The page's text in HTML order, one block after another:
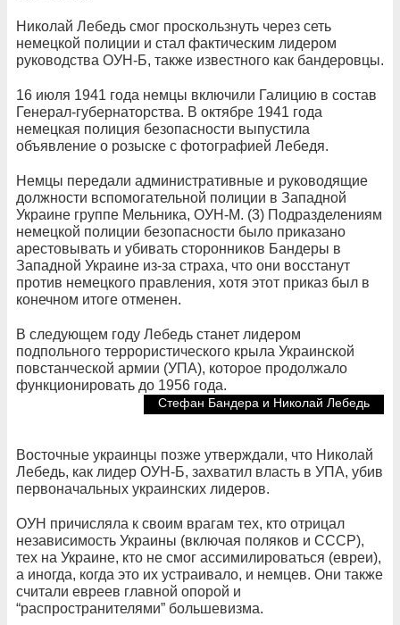
Николай Лебедь смог проскользнуть через сеть
немецкой полиции и стал фактическим лидером
руководства ОУН-Б, также известного как бандеровцы.
16 июля 1941 года немцы включили Галицию в состав
Генерал-губернаторства. В октябре 1941 года
немецкая полиция безопасности выпустила
объявление о розыске с фотографией Лебедя.
Немцы передали административные и руководящие
должности вспомогательной полиции в Западной
Украине группе Мельника, ОУН-М. (3) Подразделениям
немецкой полиции безопасности было приказано
арестовывать и убивать сторонников Бандеры в
Западной Украине из-за страха, что они восстанут
против немецкого правления, хотя этот приказ был в
конечном итоге отменен.
В следующем году Лебедь станет лидером
подпольного террористического крыла Украинской
повстанческой армии (УПА), которое продолжало
функционировать до 1956 года.
Стефан Бандера и Николай Лебедь
Восточные украинцы позже утверждали, что Николай
Лебедь, как лидер ОУН-Б, захватил власть в УПА, убив
первоначальных украинских лидеров.
ОУН причисляла к своим врагам тех, кто отрицал
независимость Украины (включая поляков и СССР),
тех на Украине, кто не смог ассимилироваться (евреи),
а иногда, когда это их устраивало, и немцев. Они также
считали евреев главной опорой и
“распространителями” большевизма.